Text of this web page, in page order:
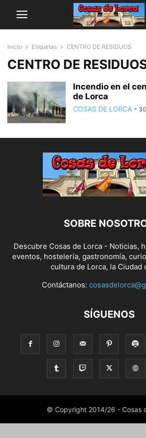
Inicio Etiquetas CENTRO DE RESIDUOS
CENTRO DE
Incendio en el
de Lorca
COSAS DE LORCA -
SOBRE
Descubre Cosas de Lorca - Noticias,
eventos, hostelería, gastronomía,
cultura de Lorca, la Ciudad
Contáctanos:
SÍGUENOS
© Copyright 2014/26 - Cosas